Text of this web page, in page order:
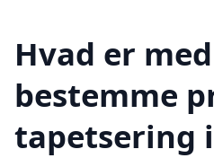
Hvad er
bestemme
tapetsering